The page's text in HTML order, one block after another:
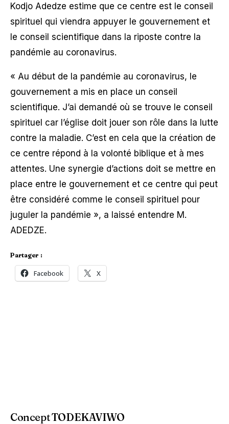
Kodjo Adedze estime que ce centre est le conseil
spirituel qui viendra appuyer le gouvernement et
le conseil scientifique dans la riposte contre la
pandémie au coronavirus.
« Au début de la pandémie au coronavirus, le
gouvernement a mis en place un conseil
scientifique. J’ai demandé où se trouve le conseil
spirituel car l’église doit jouer son rôle dans la lutte
contre la maladie. C’est en cela que la création de
ce centre répond à la volonté biblique et à mes
attentes. Une synergie d’actions doit se mettre en
place entre le gouvernement et ce centre qui peut
être considéré comme le conseil spirituel pour
juguler la pandémie », a laissé entendre M.
ADEDZE.
Partager :
Facebook X
Concept TODEKAVIWO